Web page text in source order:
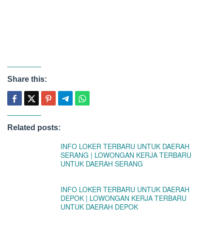
Share this:
Related posts:
INFO LOKER TERBARU UNTUK DAERAH
SERANG | LOWONGAN KERJA TERBARU
UNTUK DAERAH SERANG
INFO LOKER TERBARU UNTUK DAERAH
DEPOK | LOWONGAN KERJA TERBARU
UNTUK DAERAH DEPOK